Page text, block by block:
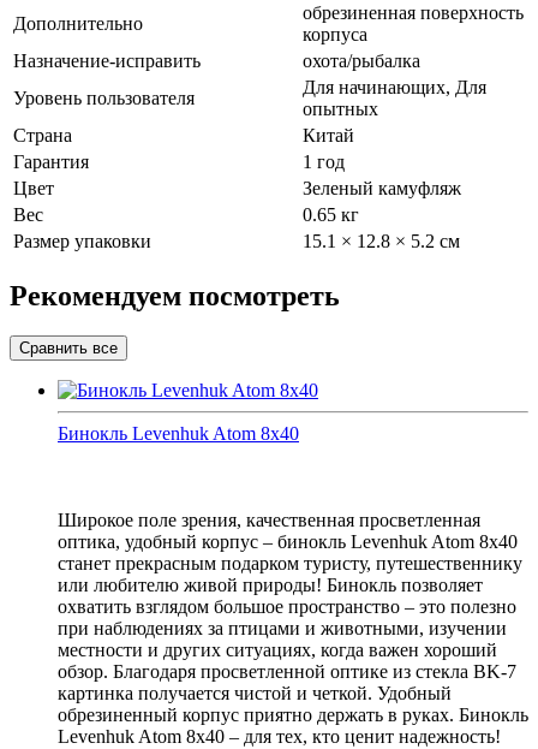
Дополнительно
обрезиненная поверхность
корпуса
Назначение-исправить
охота/рыбалка
Уровень пользователя
Для начинающих, Для
опытных
Страна
Китай
Гарантия
1 год
Цвет
Зеленый камуфляж
Вес
0.65 кг
Размер упаковки
15.1 × 12.8 × 5.2 см
Рекомендуем посмотреть
Бинокль Levenhuk Atom 8x40
Широкое поле зрения, качественная просветленная
оптика, удобный корпус – бинокль Levenhuk Atom 8x40
станет прекрасным подарком туристу, путешественнику
или любителю живой природы! Бинокль позволяет
охватить взглядом большое пространство – это полезно
при наблюдениях за птицами и животными, изучении
местности и других ситуациях, когда важен хороший
обзор. Благодаря просветленной оптике из стекла BK-7
картинка получается чистой и четкой. Удобный
обрезиненный корпус приятно держать в руках. Бинокль
Levenhuk Atom 8x40 – для тех, кто ценит надежность!